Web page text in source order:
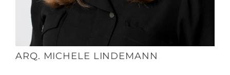
ARQ. MICHELE LINDEMANN